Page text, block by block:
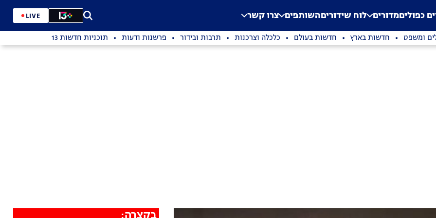
Application error: a
. כפוליםמדורים לוח שידוריםהשותפים צרו קשר LIVE
ומשפט חדשות בארץ חדשות בעולם כלכלה וצרכנות תרבות ובידור פרשנות ודעות תוכניות חדשות 13